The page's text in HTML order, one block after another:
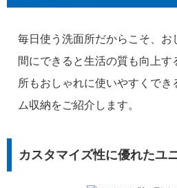
毎日使う洗面所だからこそ、お
間にできると生活の質も向上
所もおしゃれに使いやすくで
ム収納をご紹介します。
カスタマイズ性に優れたユ